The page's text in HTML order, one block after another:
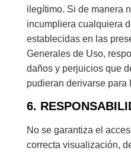
ilegítimo. Si de manera
incumpliera cualquiera
establecidas en las
Generales de Uso,
daños y perjuicios que
pudieran derivarse para
6.
No se garantiza el
correcta visualización,